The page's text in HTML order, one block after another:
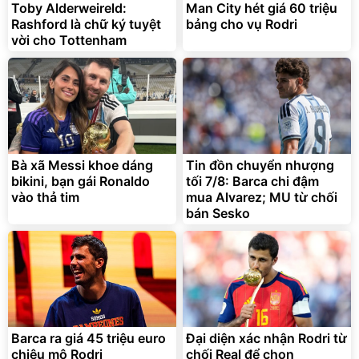
Bạt phủ xe ô tô cao cấp,
tráng nhôm 03 lớp
392.000đ
325.000đ
Đã bán nhiều
Xe đạp điện trợ lực G-
Force C14 gấp gọn bỏ cốp
tiện lợi
9.900.000đ
7.092.000đ
Đang xem nhiều
G-FORCE VIETNA
Toby Alderweireld:
Rashford là chữ ký tuyệt
vời cho Tottenham
Man City hét giá 60 triệu
bảng cho vụ Rodri
Bà xã Messi khoe dáng
bikini, bạn gái Ronaldo
vào thả tim
Tin đồn chuyển nhượng
tối 7/8: Barca chi đậm
mua Alvarez; MU từ chối
bán Sesko
Barca ra giá 45 triệu euro
chiêu mộ Rodri
Đại diện xác nhận Rodri từ
chối Real để chọn